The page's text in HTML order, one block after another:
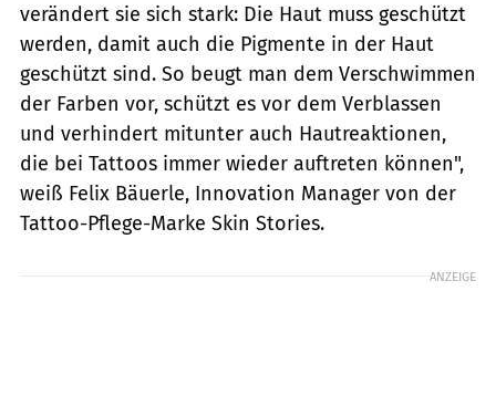
verändert sie sich stark: Die Haut muss geschützt
werden, damit auch die Pigmente in der Haut
geschützt sind. So beugt man dem Verschwimmen
der Farben vor, schützt es vor dem Verblassen
und verhindert mitunter auch Hautreaktionen,
die bei Tattoos immer wieder auftreten können",
weiß Felix Bäuerle, Innovation Manager von der
Tattoo-Pflege-Marke Skin Stories.
ANZEIGE